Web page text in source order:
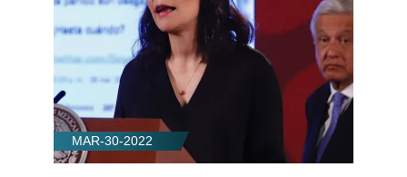
MAR-30-2022